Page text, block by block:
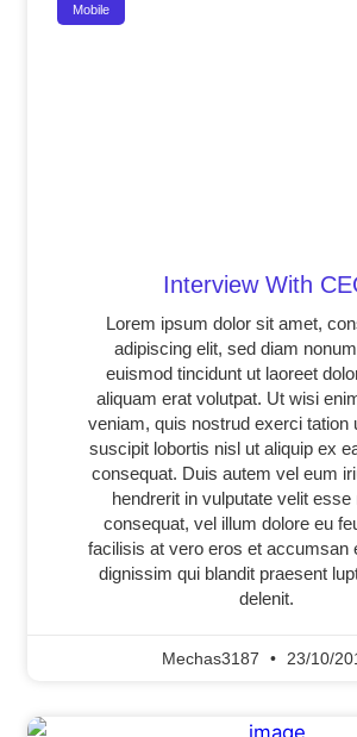
Mobile
Interview With
Lorem ipsum dolor sit amet,
adipiscing elit, sed diam
euismod tincidunt ut laoreet
aliquam erat volutpat. Ut wisi
veniam, quis nostrud exerci tation
suscipit lobortis nisl ut aliquip ex
consequat. Duis autem vel eum
hendrerit in vulputate velit esse
consequat, vel illum dolore eu
facilisis at vero eros et accumsan
dignissim qui blandit praesent
delenit.
Mechas3187 23/10/